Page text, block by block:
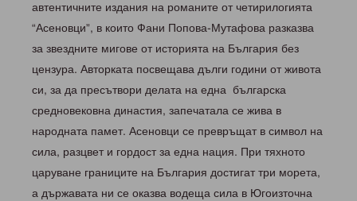
автентичните издания на романите от четирилогията
“Асеновци”, в които Фани Попова-Мутафова разказва
за звездните мигове от историята на България без
цензура. Авторката посвещава дълги години от живота
си, за да пресътвори делата на една българска
средновековна династия, запечатала се жива в
народната памет. Асеновци се превръщат в символ на
сила, разцвет и гордост за една нация. При тяхното
царуване границите на България достигат три морета,
а държавата ни се оказва водеща сила в Югоизточна